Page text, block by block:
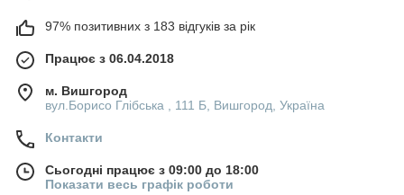
97% позитивних з 183 відгуків за рік
Працює з 06.04.2018
м. Вишгород
вул.Борисо Глібська , 111 Б, Вишгород, Україна
Контакти
Сьогодні працює з 09:00 до 18:00
Показати весь графік роботи